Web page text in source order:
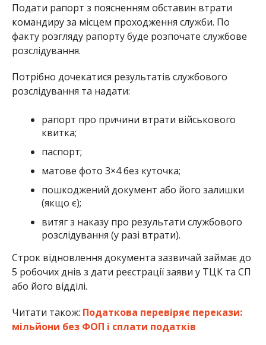
Подати рапорт з поясненням обставин втрати
командиру за місцем проходження служби. По
факту розгляду рапорту буде розпочате службове
розслідування.
Потрібно дочекатися результатів службового
розслідування та надати:
рапорт про причини втрати військового
квитка;
паспорт;
матове фото 3×4 без куточка;
пошкоджений документ або його залишки
(якщо є);
витяг з наказу про результати службового
розслідування (у разі втрати).
Строк відновлення документа зазвичай займає до
5 робочих днів з дати реєстрації заяви у ТЦК та СП
або його відділі.
Читати також: Податкова перевіряє перекази:
мільйони без ФОП і сплати податків